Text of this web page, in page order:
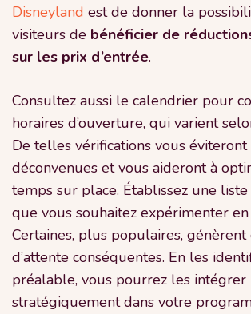
Disneyland est de donner la
visiteurs de bénéficier de
sur les prix d’entrée.
Consultez aussi le calendrier pour
horaires d’ouverture, qui varient
De telles vérifications vous éviteront
déconvenues et vous aideront à
temps sur place. Établissez une
que vous souhaitez expérimenter
Certaines, plus populaires,
d’attente conséquentes. En les
préalable, vous pourrez les intégrer
stratégiquement dans votre